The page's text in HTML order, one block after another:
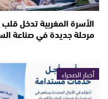
الأسرة المغربية تدخل
مرحلة جديدة في صناعة
أخبار الصحراء